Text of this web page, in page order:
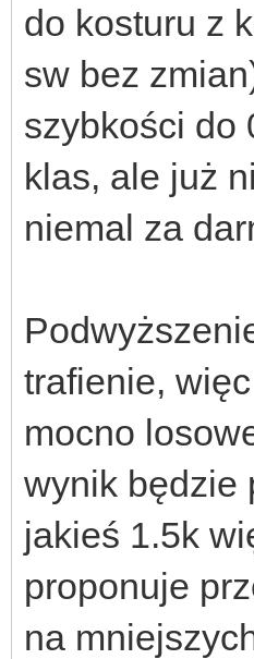
do kosturu z
sw bez
szybkości do
klas, ale już
niemal za
trafienie,
mocno
wynik będzie
jakieś 1.5k
proponuje
na